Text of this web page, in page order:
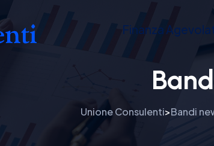
Finanza
Unione Consulenti>Bandi